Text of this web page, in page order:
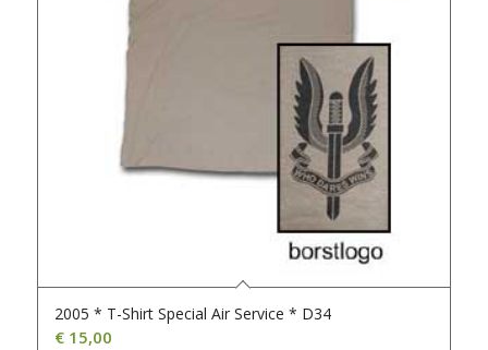
2005 * T-Shirt Special Air Service * D34
€15,00